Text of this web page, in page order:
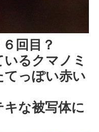
回目？
るクマノミ
っぽい赤い
な被写体に